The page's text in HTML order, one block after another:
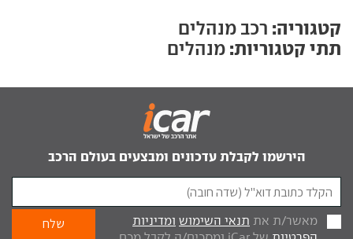
קטגוריה: רכב מנהלים
תתי קטגוריות: מנהלים
הירשמו לקבלת עדכונים ומבצעים בעולם הרכב
מאשר/ת את תנאי השימוש ומדיניות